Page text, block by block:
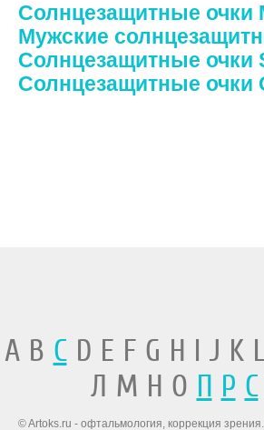
Солнцезащитные очки
Мужские
Солнцезащитные очки
Солнцезащитные очки
A B CD E F G H I J K
Л М Н О П Р С
© Artoks.ru - офтальмология, коррекция